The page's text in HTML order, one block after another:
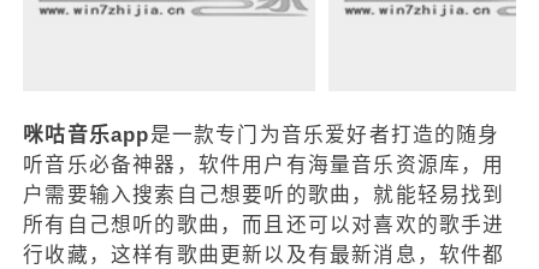
咪咕音乐app是一款专门为音乐爱好者打造的随身
听音乐必备神器，软件用户有海量音乐资源库，用
户需要输入搜索自己想要听的歌曲，就能轻易找到
所有自己想听的歌曲，而且还可以对喜欢的歌手进
行收藏，这样有歌曲更新以及有最新消息，软件都